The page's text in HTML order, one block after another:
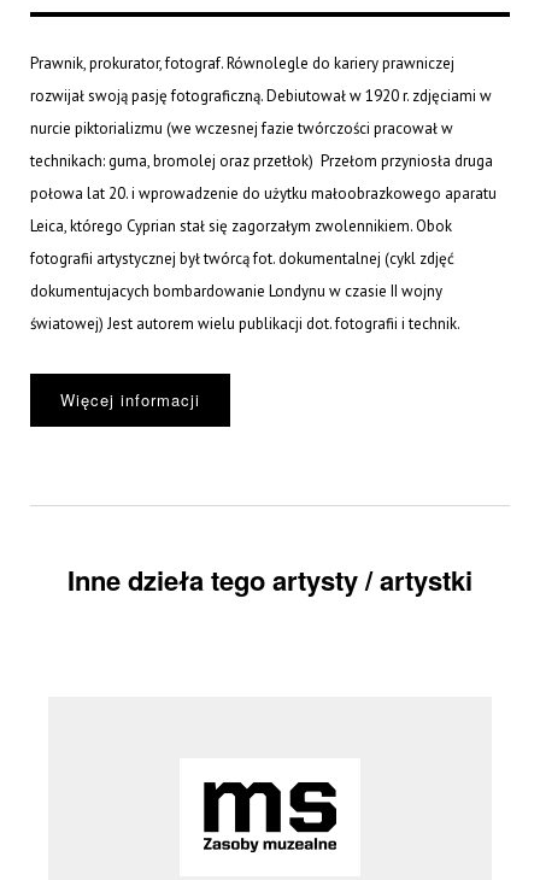
Prawnik, prokurator, fotograf. Równolegle do kariery prawniczej
rozwijał swoją pasję fotograficzną. Debiutował w 1920 r. zdjęciami w
nurcie piktorializmu (we wczesnej fazie twórczości pracował w
technikach: guma, bromolej oraz przetłok) Przełom przyniosła druga
połowa lat 20. i wprowadzenie do użytku małoobrazkowego aparatu
Leica, którego Cyprian stał się zagorzałym zwolennikiem. Obok
fotografii artystycznej był twórcą fot. dokumentalnej (cykl zdjęć
dokumentujacych bombardowanie Londynu w czasie II wojny
światowej) Jest autorem wielu publikacji dot. fotografii i technik.
Więcej informacji
Inne dzieła tego artysty / artystki